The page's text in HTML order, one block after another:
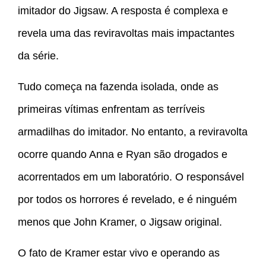
imitador do Jigsaw. A resposta é complexa e
revela uma das reviravoltas mais impactantes
da série.
Tudo começa na fazenda isolada, onde as
primeiras vítimas enfrentam as terríveis
armadilhas do imitador. No entanto, a reviravolta
ocorre quando Anna e Ryan são drogados e
acorrentados em um laboratório. O responsável
por todos os horrores é revelado, e é ninguém
menos que John Kramer, o Jigsaw original.
O fato de Kramer estar vivo e operando as